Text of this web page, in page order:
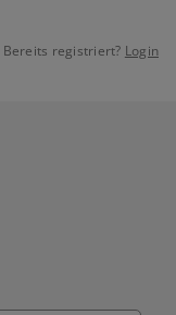
Bereits registriert? Login